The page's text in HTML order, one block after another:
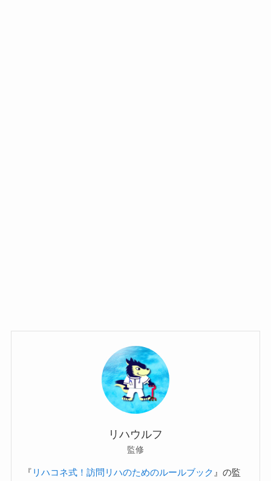
リハウルフ
監修
『 リハコネ式！訪問リハのためのルールブック 』の監